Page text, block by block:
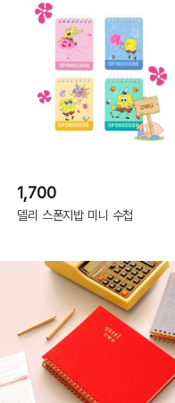
1,700
델리 스폰지밥 미니 수첩